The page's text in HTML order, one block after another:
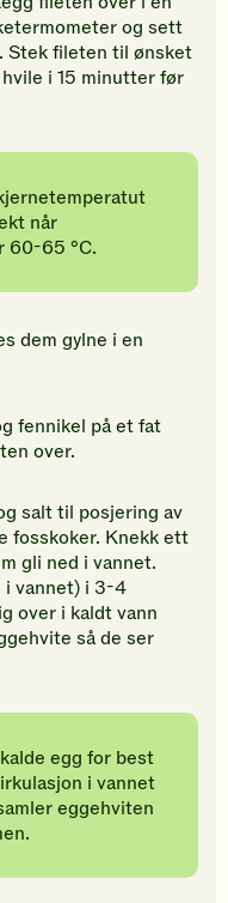
og sett
Stek fileten til ønsket
i 15 minutter før
når
60-65 °C.
dem gylne i en
fennikel på et fat
over.
salt til posjering av
fosskoker. Knekk ett
gli ned i vannet.
i vannet) i 3-4
over i kaldt vann
så de ser
egg for best
i vannet
eggehviten